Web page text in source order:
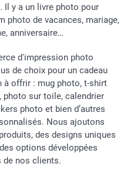
Il y a un livre photo pour
photo de vacances, mariage,
anniversaire…
d'impression photo
de choix pour un cadeau
à offrir : mug photo, t-shirt
photo sur toile, calendrier
photo et bien d’autres
Nous ajoutons
des designs uniques
options développées
de nos clients.